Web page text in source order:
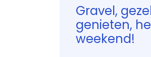
Abdijentocht La
Gravel,
genieten,
weekend!